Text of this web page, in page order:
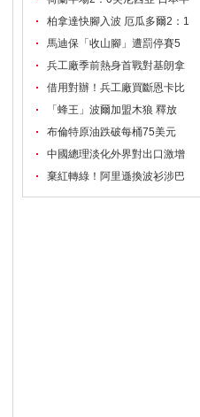
柏拿達快腳入波 厄瓜多爾2：1
馬迪保「收山腳」遭罰停賽5
兵工廠季前熱身首戰對基朗拿
借用對辦！兵工廠買斷恩卡比
亞
「蜂王」波爾加盟木狼 釋放
布倫特原油跌破每桶75美元
中國總理淡化外界對出口激增
棄紅轉綠！阿里遜換波衫涉巴
西